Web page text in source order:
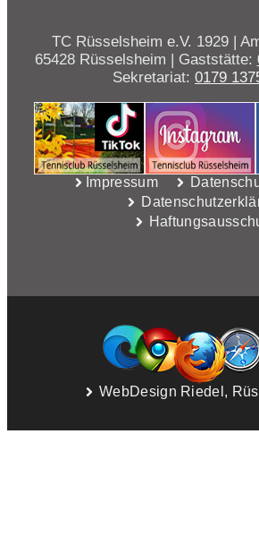
TC Rüsselsheim e.V. 1929 |
65428 Rüsselsheim | Gaststätte:
Sekretariat: 0179
Impressum
WebDesign Riedel,